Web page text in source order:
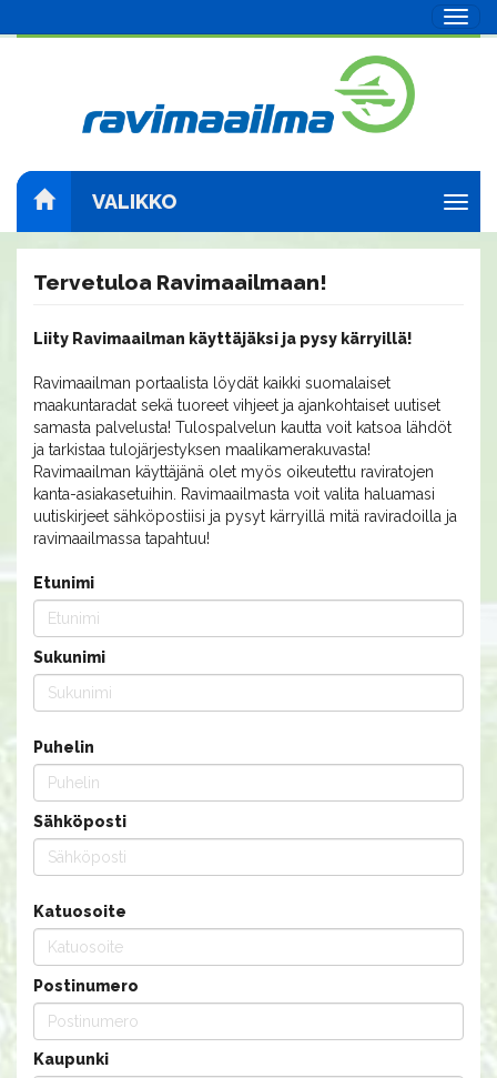
VALIKKO
Tervetuloa Ravimaailmaan!
Liity Ravimaailman käyttäjäksi ja pysy kärryillä!
Ravimaailman portaalista löydät kaikki suomalaiset
maakuntaradat sekä tuoreet vihjeet ja ajankohtaiset uutiset
samasta palvelusta! Tulospalvelun kautta voit katsoa lähdöt
ja tarkistaa tulojärjestyksen maalikamerakuvasta!
Ravimaailman käyttäjänä olet myös oikeutettu raviratojen
kanta-asiakasetuihin. Ravimaailmasta voit valita haluamasi
uutiskirjeet sähköpostiisi ja pysyt kärryillä mitä raviradoilla ja
ravimaailmassa tapahtuu!
Etunimi
Sukunimi
Puhelin
Sähköposti
Katuosoite
Postinumero
Kaupunki